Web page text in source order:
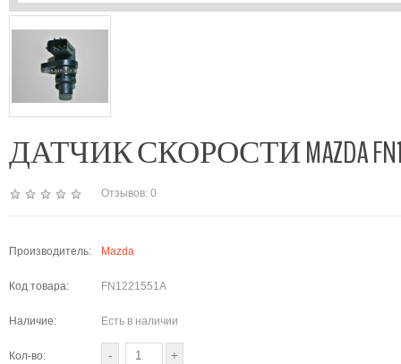
ДАТЧИК СКОРОСТИ MAZDA
Отзывов: 0
Производитель: Mazda
Код товара: FN1221551A
Наличие: Есть в наличии
Кол-во: